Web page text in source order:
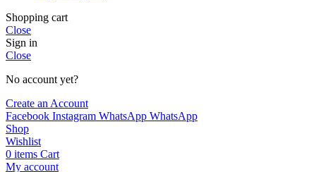
Shopping cart
Close
Sign in
Close
No account yet?
Create an Account
Facebook Instagram WhatsApp WhatsApp
Shop
Wishlist
0 items Cart
My account